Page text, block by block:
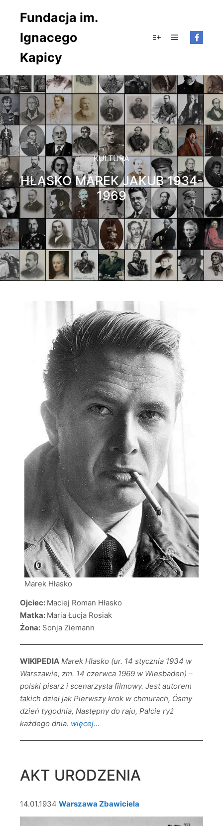
Fundacja im.
Ignacego
Kapicy
KULTURA
HŁASKO MAREK JAKUB 1934-
1969
Marek Hłasko
Ojciec: Maciej Roman Hłasko
Matka: Maria Łucja Rosiak
Żona: Sonja Ziemann
WIKIPEDIA Marek Hłasko (ur. 14 stycznia 1934 w
Warszawie, zm. 14 czerwca 1969 w Wiesbaden) –
polski pisarz i scenarzysta filmowy. Jest autorem
takich dzieł jak Pierwszy krok w chmurach, Ósmy
dzień tygodnia, Następny do raju, Palcie ryż
każdego dnia. więcej…
AKT URODZENIA
14.01.1934 Warszawa Zbawiciela